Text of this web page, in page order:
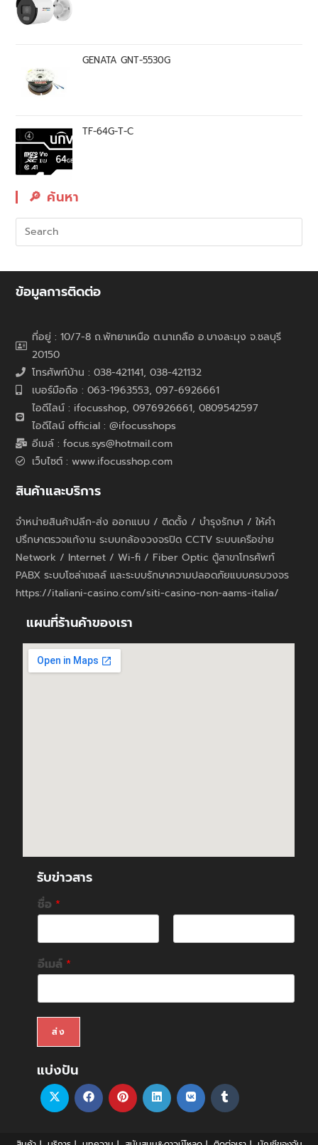
GENATA GNT-5530G
TF-64G-T-C
🔎︎ ค้นหา
ข้อมูลการติดต่อ
ที่อยู่ : 10/7-8 ถ.พัทยาเหนือ ต.นาเกลือ อ.บางละมุง จ.ชลบุรี
20150
โทรศัพท์บ้าน : 038-421141, 038-421132
เบอร์มือถือ : 063-1963553, 097-6926661
ไอดีไลน์ : ifocusshop, 0976926661, 0809542597
ไอดีไลน์ official : @ifocusshops
อีเมล์ : focus.sys@hotmail.com
เว็บไซต์ : www.ifocusshop.com
สินค้าและบริการ
จำหน่ายสินค้าปลีก-ส่ง ออกแบบ / ติดตั้ง / บำรุงรักษา / ให้คำ
ปรึกษาตรวจแก้งาน ระบบกล้องวงจรปิด CCTV ระบบเครือข่าย
Network / Internet / Wi-fi / Fiber Optic ตู้สาขาโทรศัพท์
PABX ระบบโซล่าเซลล์ และระบบรักษาความปลอดภัยแบบครบวงจร
https://italiani-casino.com/siti-casino-non-aams-italia/
แผนที่ร้านค้าของเรา
รับข่าวสาร
ชื่อ *
F
i
r
L
อีเมล์ *
ส่ง
แบ่งปัน